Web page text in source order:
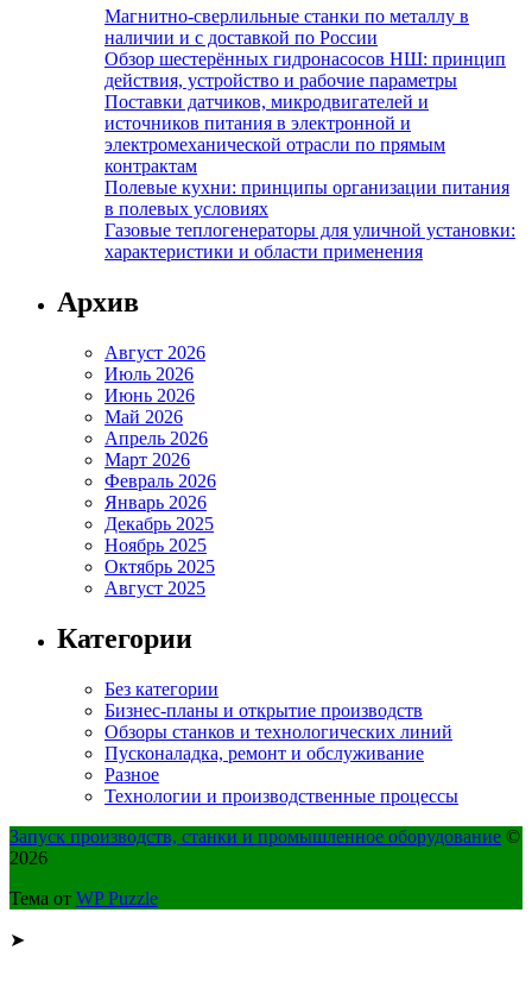
Магнитно-сверлильные станки по металлу в
наличии и с доставкой по России
Обзор шестерённых гидронасосов НШ: принцип
действия, устройство и рабочие параметры
Поставки датчиков, микродвигателей и
источников питания в электронной и
электромеханической отрасли по прямым
контрактам
Полевые кухни: принципы организации питания
в полевых условиях
Газовые теплогенераторы для уличной установки:
характеристики и области применения
Архив
Август 2026
Июль 2026
Июнь 2026
Май 2026
Апрель 2026
Март 2026
Февраль 2026
Январь 2026
Декабрь 2025
Ноябрь 2025
Октябрь 2025
Август 2025
Категории
Без категории
Бизнес-планы и открытие производств
Обзоры станков и технологических линий
Пусконаладка, ремонт и обслуживание
Разное
Технологии и производственные процессы
Запуск производств, станки и промышленное оборудование ©
2026
Тема от WP Puzzle
➤